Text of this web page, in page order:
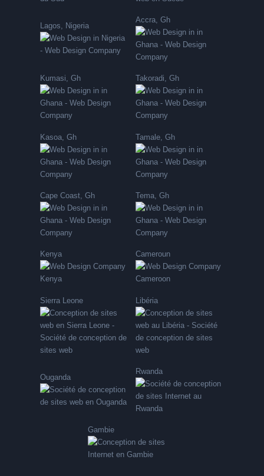
Lagos, Nigeria
Accra, Gh
Kumasi, Gh Takoradi, Gh
Kasoa, Gh Tamale, Gh
Cape Coast, Gh Tema, Gh
Kenya Cameroun
Sierra Leone Libéria
Ouganda
Rwanda
Gambie